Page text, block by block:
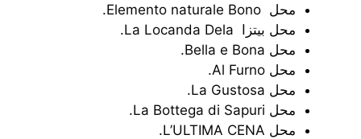
محل Elemento naturale Bono.
محل بيتزا La Locanda Dela.
محل Bella e Bona.
محل Al Furno.
محل La Gustosa.
محل La Bottega di Sapuri.
محل L’ULTIMA CENA.